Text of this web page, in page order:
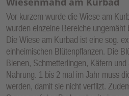
Vor kurzem wurde die Wiese am
wurden einzelne Bereiche ungemäht
Die Wiese am Kurbad ist eine sog.
einheimischen Blütenpflanzen. Die
Bienen, Schmetterlingen, Käfern
Nahrung. 1 bis 2 mal im Jahr muss
werden, damit sie nicht verfilzt.